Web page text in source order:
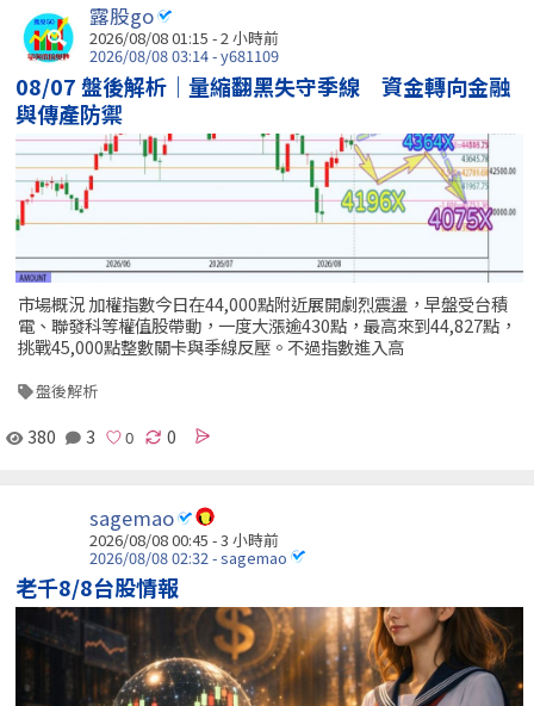
露股go
2026/08/08 01:15 -2 小時前
2026/08/08 03:14 - y681109
08/07 盤後解析｜量縮翻黑失守季線 資金轉向金融
與傳產防禦
市場概況 加權指數今日在44,000點附近展開劇烈震盪，早盤受台積
電、聯發科等權值股帶動，一度大漲逾430點，最高來到44,827點，
挑戰45,000點整數關卡與季線反壓。不過指數進入高
盤後解析
380 3 0
sagemao
2026/08/08 00:45 -3 小時前
2026/08/08 02:32 - sagemao
老千8/8台股情報